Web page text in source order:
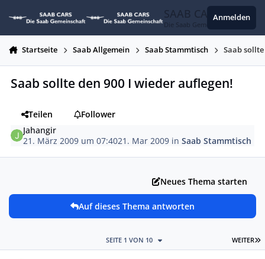
SAAB CARS
Die Saab Gemeinschaft
Anmelden
Startseite Saab Allgemein Saab Stammtisch Saab
Saab sollte den 900 I wieder auflegen!
Teilen
Follower
Jahangir
21. März 2009 um 07:4021. Mar 2009 inSaab Stammtisch
Neues Thema starten
Auf dieses Thema antworten
WEITER
SEITE 1 VON 10